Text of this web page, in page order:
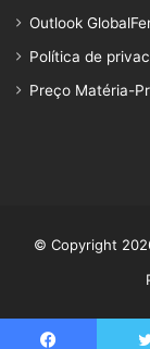
Outlook
Política de
Preço Matéria-
© Copyright